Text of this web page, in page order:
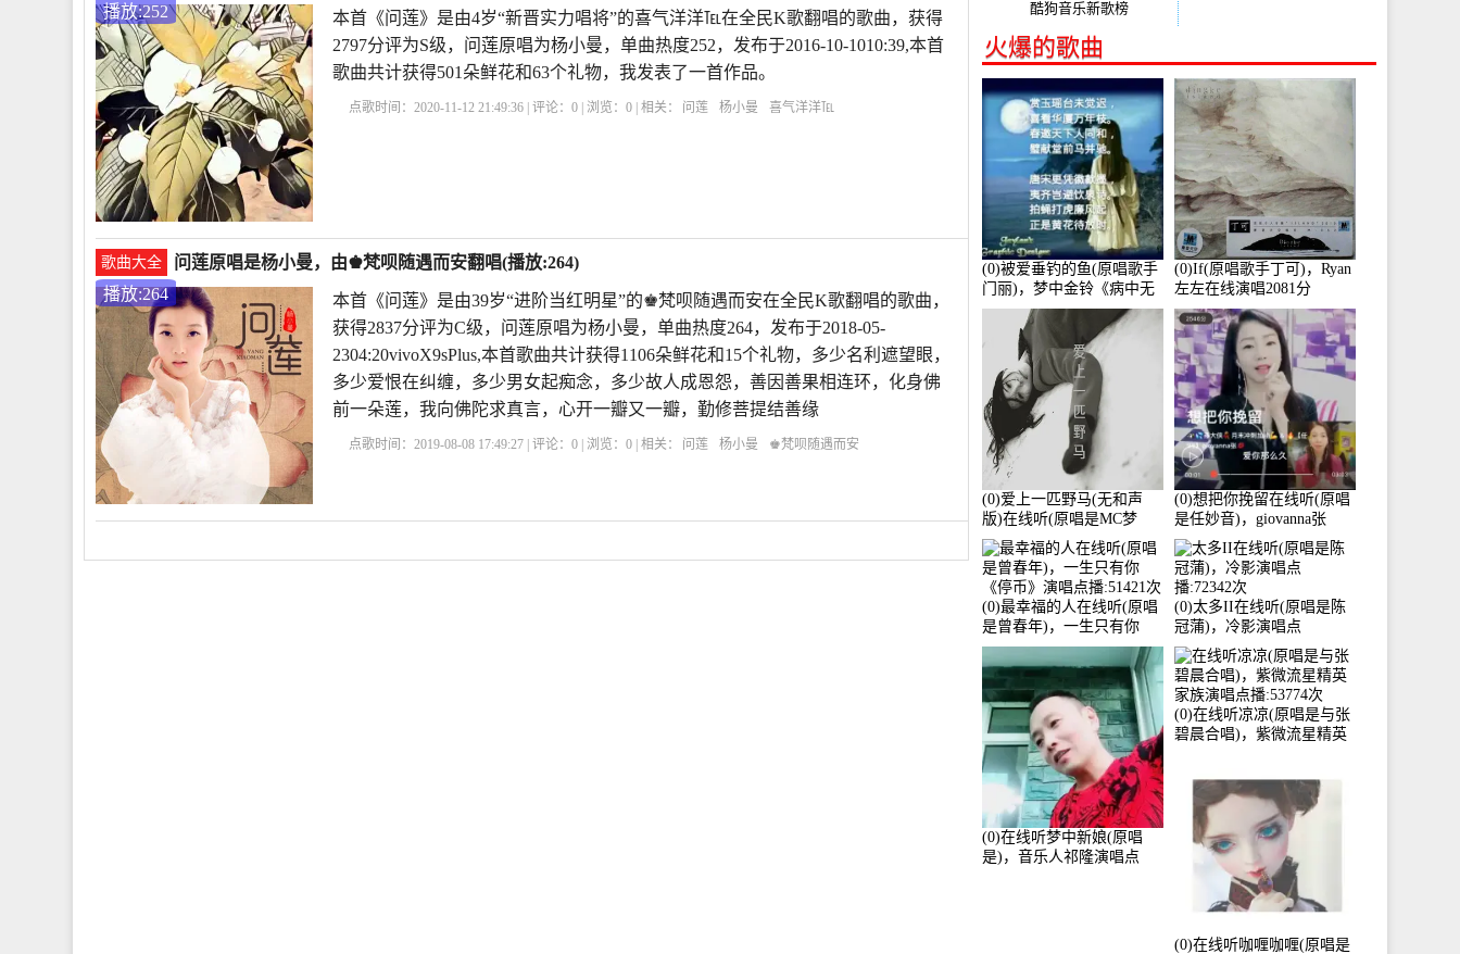
播放:252
本首《问莲》是由4岁“新晋实力唱将”的喜气洋洋℡在全民K歌翻唱的歌曲，获得
2797分评为S级，问莲原唱为杨小曼，单曲热度252，发布于2016-10-1010:39,本首
歌曲共计获得501朵鲜花和63个礼物，我发表了一首作品。
点歌时间：2020-11-12 21:49:36 | 评论：0 | 浏览：0 | 相关： 问莲 杨小曼 喜气洋洋℡
歌曲大全
问莲原唱是杨小曼，由♚梵呗随遇而安翻唱(播放:264)
播放:264
本首《问莲》是由39岁“进阶当红明星”的♚梵呗随遇而安在全民K歌翻唱的歌曲，
获得2837分评为C级，问莲原唱为杨小曼，单曲热度264，发布于2018-05-
2304:20vivoX9sPlus,本首歌曲共计获得1106朵鲜花和15个礼物，多少名利遮望眼，
多少爱恨在纠缠，多少男女起痴念，多少故人成恩怨，善因善果相连环，化身佛
前一朵莲，我向佛陀求真言，心开一瓣又一瓣，勤修菩提结善缘
点歌时间：2019-08-08 17:49:27 | 评论：0 | 浏览：0 | 相关： 问莲 杨小曼 ♚梵呗随遇而安
酷狗音乐新歌榜
火爆的歌曲
(0)被爱垂钓的鱼(原唱歌手
门丽)，梦中金铃《病中无
法回复大家》在线演唱
3586分
(0)If(原唱歌手丁可)，Ryan
左左在线演唱2081分
(0)爱上一匹野马(无和声
版)在线听(原唱是MC梦
柯)，冰鑫Asce演唱点
播:178815次
(0)想把你挽留在线听(原唱
是任妙音)，giovanna张
【任96】演唱点播:60173次
(0)最幸福的人在线听(原唱
是曾春年)，一生只有你
《停币》演唱点播:51421次
(0)太多II在线听(原唱是陈
冠蒲)，冷影演唱点
播:72342次
(0)在线听梦中新娘(原唱
是)，音乐人祁隆演唱点
(0)在线听凉凉(原唱是与张
碧晨合唱)，紫微流星精英
(0)在线听咖喱咖喱(原唱是